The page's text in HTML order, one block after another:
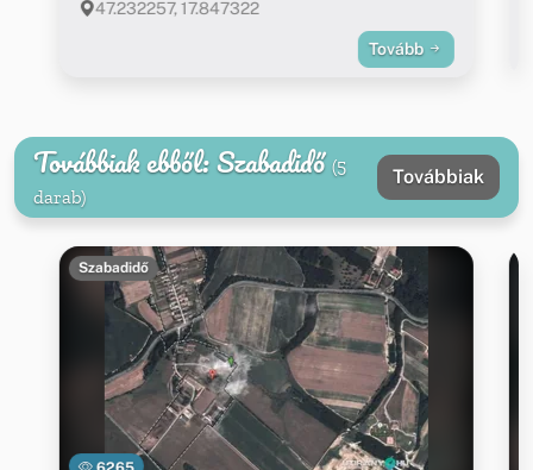
47.232257, 17.847322
Tovább
Továbbiak ebből: Szabadidő (5
darab)
Továbbiak
6265
Szabadidő